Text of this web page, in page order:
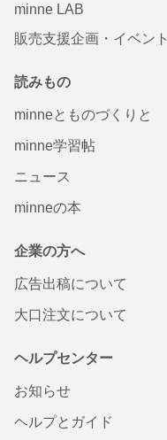
minne LAB
販売支援企画・イベント
読みもの
minneとものづくりと
minne学習帖
ニュース
minneの本
企業の方へ
広告出稿について
大口注文について
ヘルプセンター
お知らせ
ヘルプとガイド